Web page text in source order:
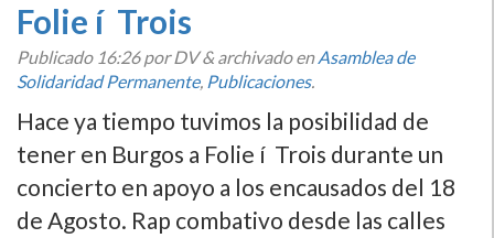
Folie í Trois
Publicado 16:26por DV&archivado enAsamblea de
Solidaridad Permanente, Publicaciones.
Hace ya tiempo tuvimos la posibilidad de
tener en Burgos a Folie í Trois durante un
concierto en apoyo a los encausados del 18
de Agosto. Rap combativo desde las calles